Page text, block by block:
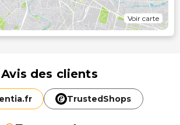
Voir carte
Avis des clients
fr TrustedShops